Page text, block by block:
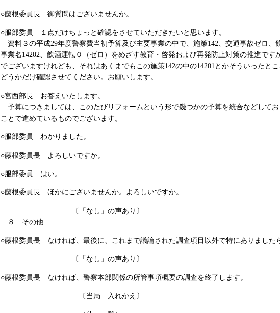
○藤根委員長 御質問はございませんか。
○服部委員 １点だけちょっと確認をさせていただきたいと思います。
資料３の平成29年度警察費当初予算及び主要事業の中で、施策142、交通事故ゼロ
事業名14202、飲酒運転０（ゼロ）をめざす教育・啓発および再発防止対策の推進で
でございますけれども、それはあくまでもこの施策142の中の14201とかそういったと
どうかだけ確認させてください。お願いします。
○宮西部長 お答えいたします。
予算につきましては、このたびリフォームという形で幾つかの予算を統合などして
ことで進めているものでございます。
○服部委員 わかりました。
○藤根委員長 よろしいですか。
○服部委員 はい。
○藤根委員長 ほかにございませんか。よろしいですか。
〔「なし」の声あり〕
８ その他
○藤根委員長 なければ、最後に、これまで議論された調査項目以外で特にありました
〔「なし」の声あり〕
○藤根委員長 なければ、警察本部関係の所管事項概要の調査を終了します。
〔当局 入れかえ〕